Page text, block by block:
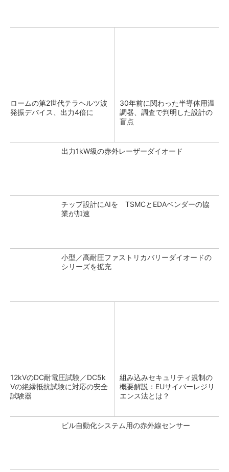
ロームの第2世代テラヘルツ波
発振デバイス、出力4倍に
30年前に関わった半導体用温
調器、調査で判明した設計の
盲点
出力1kW級の赤外レーザーダイオード
チップ設計にAIを TSMCとEDAベンダーの協
業が加速
小型／高耐圧ファストリカバリーダイオードの
シリーズを拡充
12kVのDC耐電圧試験／DC5k
Vの絶縁抵抗試験に対応の安全
試験器
組み込みセキュリティ規制の
概要解説：EUサイバーレジリ
エンス法とは？
ビル自動化システム用の赤外線センサー